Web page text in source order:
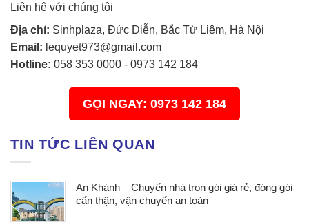
Liên hệ với chúng tôi
Địa chỉ: Sinhplaza, Đức Diễn, Bắc Từ Liêm, Hà Nội
Email: lequyet973@gmail.com
Hotline: 058 353 0000 - 0973 142 184
GỌI NGAY: 0973 142 184
TIN TỨC LIÊN QUAN
An Khánh – Chuyển nhà trọn gói giá rẻ, đóng gói
cẩn thận, vận chuyển an toàn